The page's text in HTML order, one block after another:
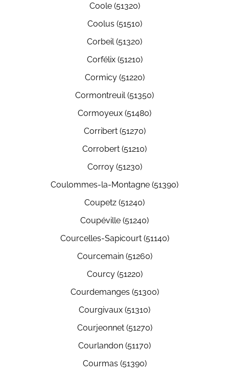
Coole (51320)
Coolus (51510)
Corbeil (51320)
Corfélix (51210)
Cormicy (51220)
Cormontreuil (51350)
Cormoyeux (51480)
Corribert (51270)
Corrobert (51210)
Corroy (51230)
Coulommes-la-Montagne (51390)
Coupetz (51240)
Coupéville (51240)
Courcelles-Sapicourt (51140)
Courcemain (51260)
Courcy (51220)
Courdemanges (51300)
Courgivaux (51310)
Courjeonnet (51270)
Courlandon (51170)
Courmas (51390)